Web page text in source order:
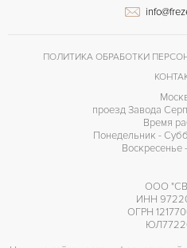
ПОЛИТИКА ОБРАБОТКИ
проезд Завода
Время
Понедельник -
Воскресенье
ООО
ИНН
ОГРН